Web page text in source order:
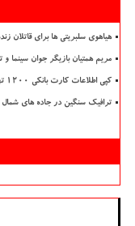
هیاهوی سلبریتی ها برای قاتلان
مریم همتیان بازیگر جوان سینما
کپی اطلاعات کارت بانکی ۱۲۰۰ تهرانی در پوشش فروشنده میوه
ترافیک سنگین در جاده های